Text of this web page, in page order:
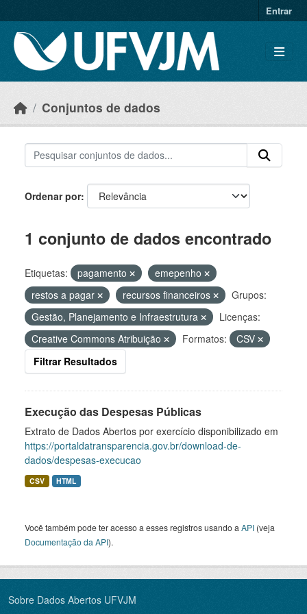
Entrar
Conjuntos de dados
Ordenar por
1 conjunto de dados encontrado
Etiquetas: pagamento
emepenho
restos a pagar
recursos financeiros
Grupos:
Gestão, Planejamento e Infraestrutura
Licenças:
Creative Commons Atribuição
Formatos:
CSV
Filtrar Resultados
Execução das Despesas Públicas
Extrato de Dados Abertos por exercício disponibilizado em
https://portaldatransparencia.gov.br/download-de-
dados/despesas-execucao
CSV HTML
Você também pode ter acesso a esses registros usando a API (veja
Documentação da API).
Sobre Dados Abertos UFVJM